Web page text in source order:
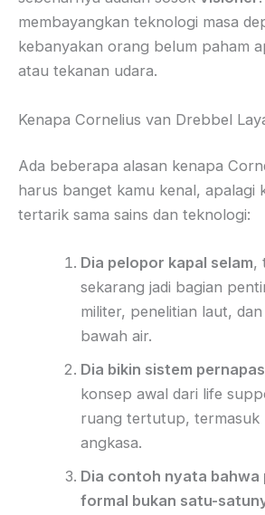
membayangkan teknologi masa
kebanyakan orang belum paham
atau tekanan udara.
Kenapa Cornelius van Drebbel
Ada beberapa alasan kenapa
harus banget kamu kenal, apalagi
tertarik sama sains dan teknologi:
Dia pelopor kapal selam,
sekarang jadi bagian
militer, penelitian laut,
bawah air.
Dia bikin sistem
konsep awal dari life
ruang tertutup, termasuk
angkasa.
Dia contoh nyata bahwa
formal bukan satu-